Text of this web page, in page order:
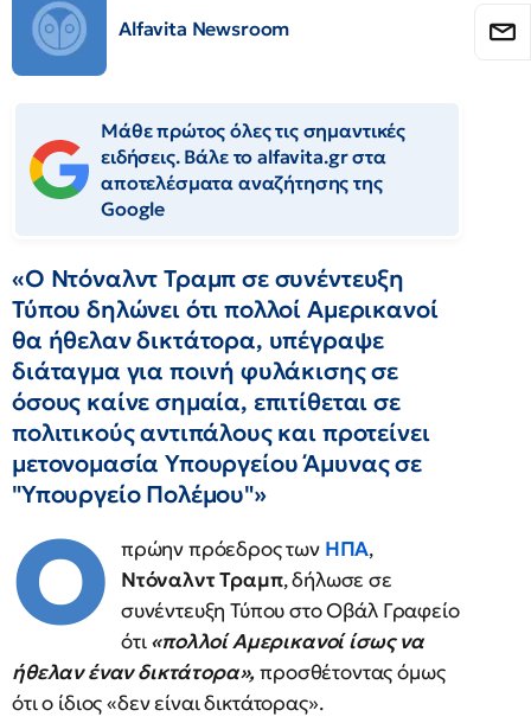
Alfavita Newsroom
Μάθε πρώτος όλες τις σημαντικές
ειδήσεις. Βάλε το alfavita.gr στα
αποτελέσματα αναζήτησης της
Google
«Ο Ντόναλντ Τραμπ σε συνέντευξη
Τύπου δηλώνει ότι πολλοί Αμερικανοί
θα ήθελαν δικτάτορα, υπέγραψε
διάταγμα για ποινή φυλάκισης σε
όσους καίνε σημαία, επιτίθεται σε
πολιτικούς αντιπάλους και προτείνει
μετονομασία Υπουργείου Άμυνας σε
"Υπουργείο Πολέμου"»
Ο πρώην πρόεδρος των ΗΠΑ,
Ντόναλντ Τραμπ, δήλωσε σε
συνέντευξη Τύπου στο Οβάλ Γραφείο
ότι«πολλοί Αμερικανοί ίσως να
ήθελαν έναν δικτάτορα», προσθέτοντας όμως
ότι ο ίδιος «δεν είναι δικτάτορας».